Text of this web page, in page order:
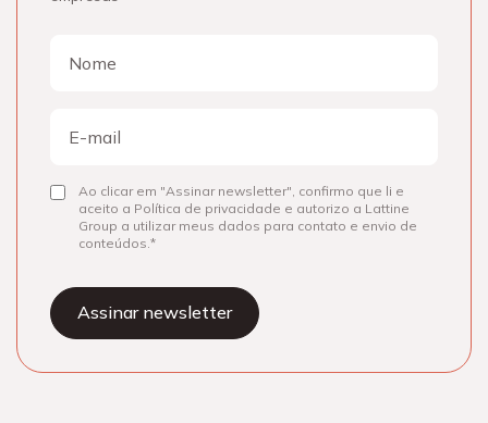
mail
ConsentirAo clicar em "Assinar newsletter", confirmo que li e
aceito a Política de privacidade e autorizo a Lattine
Group a utilizar meus dados para contato e envio de
conteúdos.